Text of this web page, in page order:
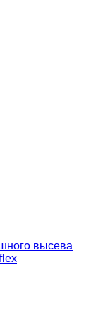
высева